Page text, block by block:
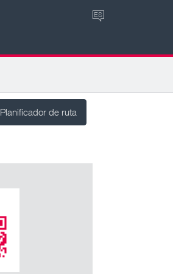
ES
Planificador de ruta